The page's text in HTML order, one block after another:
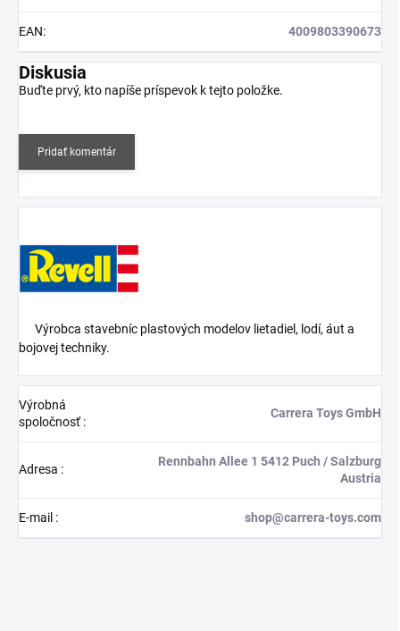
EAN: 4009803390673
Diskusia
Buďte prvý, kto napíše príspevok k tejto položke.
Pridať komentár
Výrobca stavebníc plastových modelov lietadiel, lodí, áut a
bojovej techniky.
Výrobná
spoločnosť:
Carrera Toys GmbH
Adresa :
Rennbahn Allee 1 5412 Puch / Salzburg
Austria
E-mail : shop@carrera-toys.com